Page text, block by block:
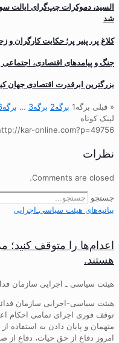
السید، دموکرات چپ‌گرای ایالت
شد
کلاغ پر، پنیر پر؛ حکایت کارگران و
جنگ و پیامدهای اقتصادی،
بزرگترین ابرقدرت اقتصادی جهان
« قبلی برگه1 برگه2 برگه3
… برگه
لینک کوتاه
kar-online.com?p=49756
نظرات
Comments are closed.
جستجو
بیانیه‌های هیئت‌ سیاسی‌ـ‌اجرایی
اعدام‌ها را متوقف
هستند.
هیئت سیاسی ـ اجرایی سازمان
هیئت سیاسی-اجرایی سازمان
توقف فوری اجرای تمامی احکام
متهمان و پایان دادن به
امروز دفاع از حق حیات، دفاع از